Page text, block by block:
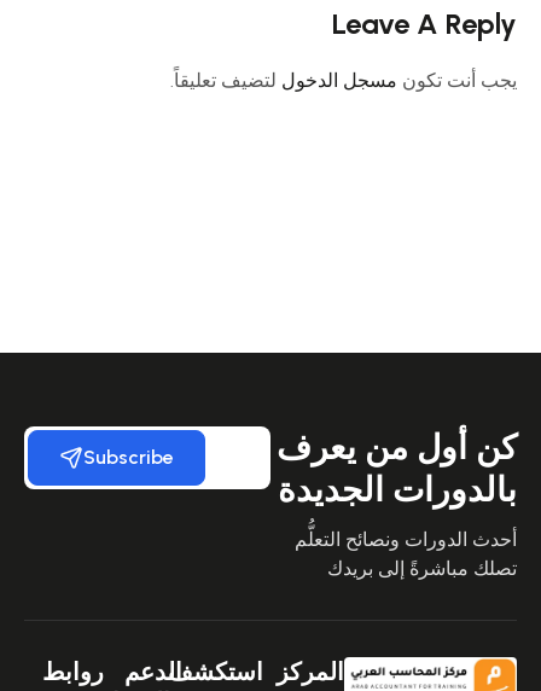
Leave A Reply
يجب أنت تكون مسجل الدخول لتضيف تعليقاً.
كن أول من يعرف
بالدورات الجديدة
أحدث الدورات ونصائح التعلُّم
تصلك مباشرةً إلى بريدك
Subscribe
المركز استكشفالدعم
روابط